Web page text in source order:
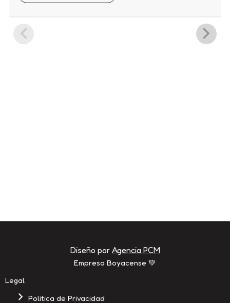
Diseño por Agencia PCM
Empresa Boyacense 💚
Legal
Politica de Privacidad